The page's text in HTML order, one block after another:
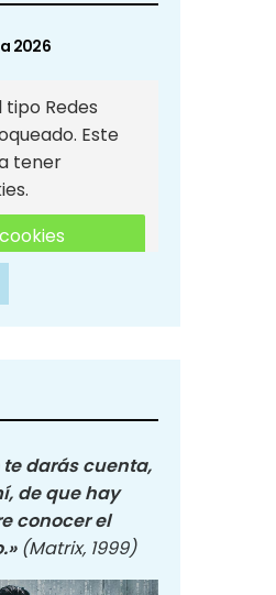
2026
Redes
Este
tener
de Redes
darás cuenta,
de que hay
conocer el
(Matrix, 1999)